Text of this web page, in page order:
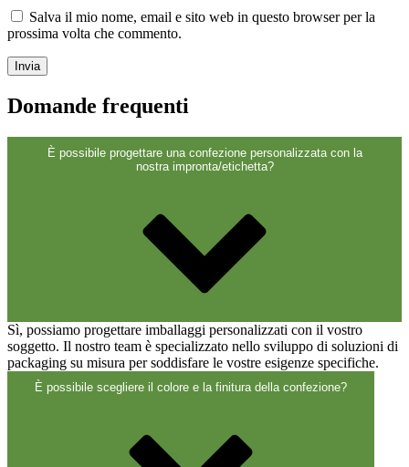
Chiusure (173)
champagne(83)
Salva il mio nome, email e sito web in questo browser per la
prossima volta che commento.
Domande frequenti
È possibile progettare una confezione personalizzata con la
nostra impronta/etichetta?
Sì, possiamo progettare imballaggi personalizzati con il vostro
soggetto. Il nostro team è specializzato nello sviluppo di soluzioni di
packaging su misura per soddisfare le vostre esigenze specifiche.
È possibile scegliere il colore e la finitura della confezione?